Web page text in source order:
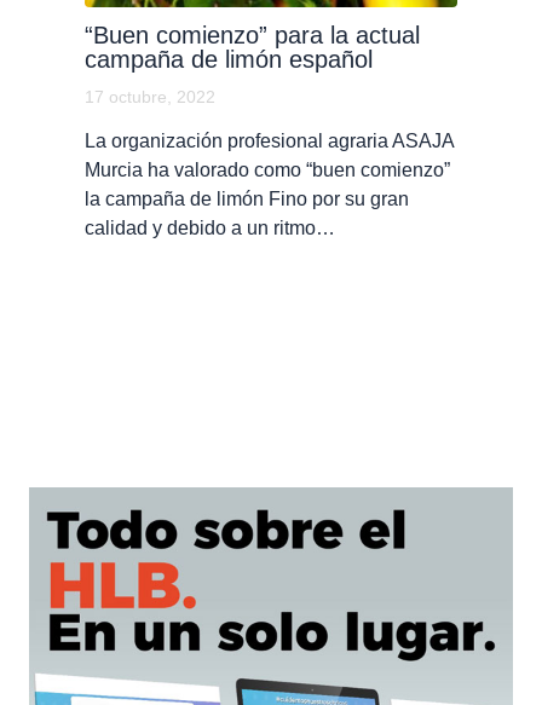
“Buen comienzo” para la actual
campaña de limón español
17 octubre, 2022
La organización profesional agraria ASAJA
Murcia ha valorado como “buen comienzo”
la campaña de limón Fino por su gran
calidad y debido a un ritmo…